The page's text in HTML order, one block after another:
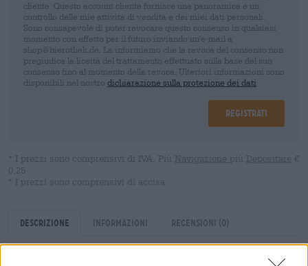
cliente. Questo account cliente fornisce una panoramica e un
controllo delle mie attività di vendita e dei miei dati personali.
Sono consapevole di poter revocare questo consenso in qualsiasi
momento con effetto per il futuro inviando un'e-mail a
shop@bierothek.de. La informiamo che la revoca del consenso non
pregiudica la liceità del trattamento effettuato sulla base del suo
consenso fino al momento della revoca. Ulteriori informazioni sono
disponibili nel nostro dichiarazione sulla protezione dei dati
Registrati
* I prezzi sono comprensivi di IVA. Più Navigazione più Depositare €
0,25
* I prezzi sono comprensivi di accisa
Descrizione Informazioni Recensioni (0)